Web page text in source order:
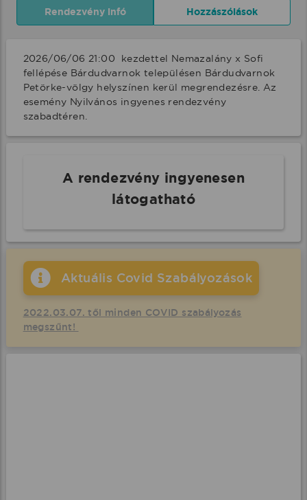
Rendezvény infó Hozzászólások
2026/06/06 21:00  kezdettel Nemazalány x Sofi
fellépése Bárdudvarnok településen Bárdudvarnok
Petörke-völgy helyszínen kerül megrendezésre. Az
esemény Nyilvános ingyenes rendezvény
szabadtéren.
A rendezvény ingyenesen
látogatható
Aktuális Covid Szabályozások
2022.03.07. től minden COVID szabályozás
megszűnt!